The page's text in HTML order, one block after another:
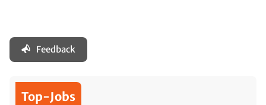
Feedback
Top-Jobs